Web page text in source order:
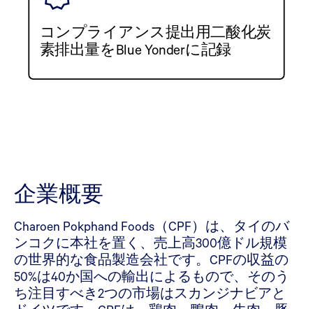
コンプライアンス提出用二酸化炭
素排出量をBlue Yonderに記録
企業概要
Charoen Pokphand Foods（CPF）は、タイのバ
ンコクに本社を置く、売上高300億ドル規模
の世界的な食品製造会社です。CPFの収益の
50%は40か国への輸出によるもので、そのう
ち注目すべき2つの市場はスカンジナビアと